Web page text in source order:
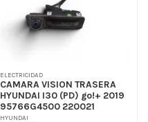
ELECTRICIDAD
CAMARA VISION TRASERA
HYUNDAI I30 (PD) go!+ 2019
95766G4500 220021
HYUNDAI